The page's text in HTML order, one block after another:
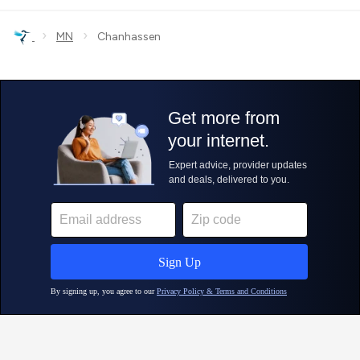
› MN › Chanhassen